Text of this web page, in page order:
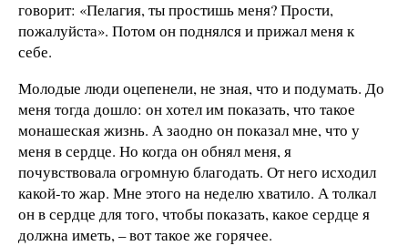
говорит: «Пелагия, ты простишь меня? Прости,
пожалуйста». Потом он поднялся и прижал меня к
себе.
Молодые люди оцепенели, не зная, что и подумать. До
меня тогда дошло: он хотел им показать, что такое
монашеская жизнь. А заодно он показал мне, что у
меня в сердце. Но когда он обнял меня, я
почувствовала огромную благодать. От него исходил
какой-то жар. Мне этого на неделю хватило. А толкал
он в сердце для того, чтобы показать, какое сердце я
должна иметь, – вот такое же горячее.